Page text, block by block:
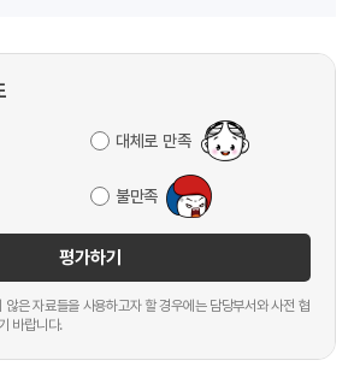
대체로 만족
불만족
평가하기
않은 자료들을 사용하고자 할 경우에는 담당부서와 사전 협
바랍니다.